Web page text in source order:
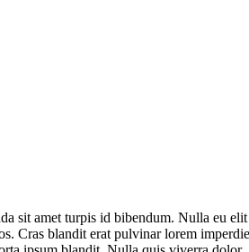
sit amet turpis id bibendum. Nulla eu
Cras blandit erat pulvinar lorem